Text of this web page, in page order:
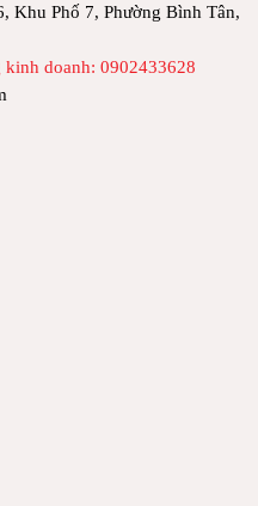
Khu Phố 7, Phường Bình Tân,
doanh: 0902433628